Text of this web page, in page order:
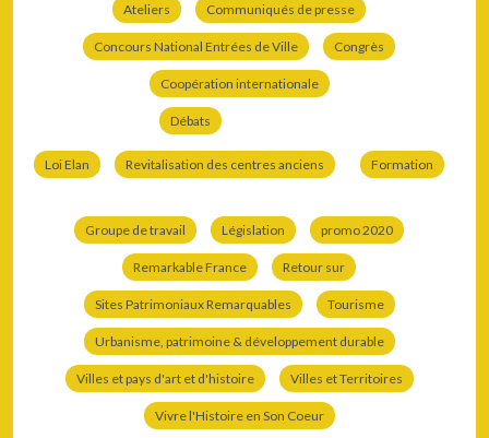
Ateliers Communiqués de presse
Concours National Entrées de Ville Congrès
Coopération internationale
Débats
Loi Elan Revitalisation des centres anciens Formation
Groupe de travail Législation promo 2020
Remarkable France Retour sur
Sites Patrimoniaux Remarquables Tourisme
Urbanisme, patrimoine & développement durable
Villes et pays d'art et d'histoire Villes et Territoires
Vivre l'Histoire en Son Coeur